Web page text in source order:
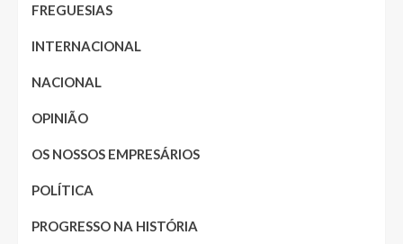
FREGUESIAS
INTERNACIONAL
NACIONAL
OPINIÃO
OS NOSSOS EMPRESÁRIOS
POLÍTICA
PROGRESSO NA HISTÓRIA